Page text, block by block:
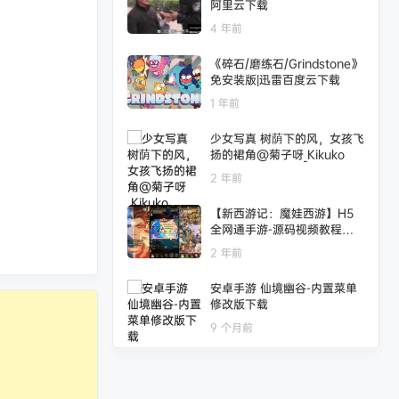
阿里云下载
4 年前
《碎石/磨练石/Grindstone》
免安装版|迅雷百度云下载
1 年前
少女写真 树荫下的风，女孩飞
扬的裙角@菊子呀_Kikuko
2 年前
【新西游记：魔娃西游】H5
全网通手游-源码视频教程及G
M网页后台工具
2 年前
安卓手游 仙境幽谷-内置菜单
修改版下载
9 个月前